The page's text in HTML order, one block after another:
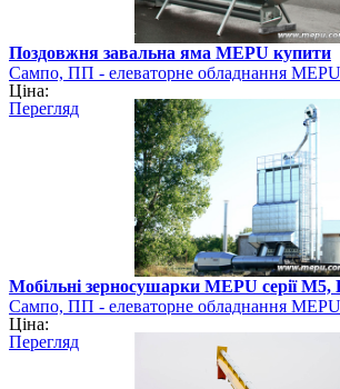
Поздовжня завальна яма MEPU купити
Сампо, ПП - елеваторне обладнання MEPU
Ціна:
Перегляд
Мобільні зерносушарки MEPU серії M5,
Сампо, ПП - елеваторне обладнання MEPU
Ціна:
Перегляд